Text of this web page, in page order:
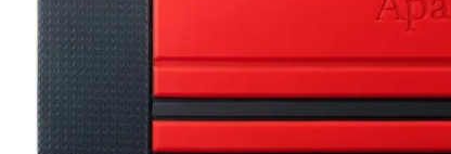
10. godox